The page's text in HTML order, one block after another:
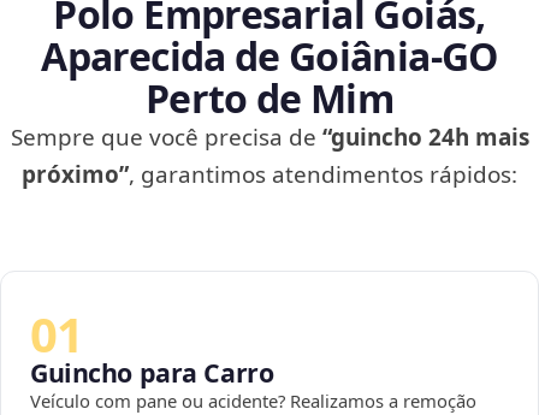
Polo Empresarial Goiás,
Aparecida de Goiânia‑GO
Perto de Mim
Sempre que você precisa de “guincho 24h mais
próximo”, garantimos atendimentos rápidos:
01
Guincho para Carro
Veículo com pane ou acidente? Realizamos a remoção